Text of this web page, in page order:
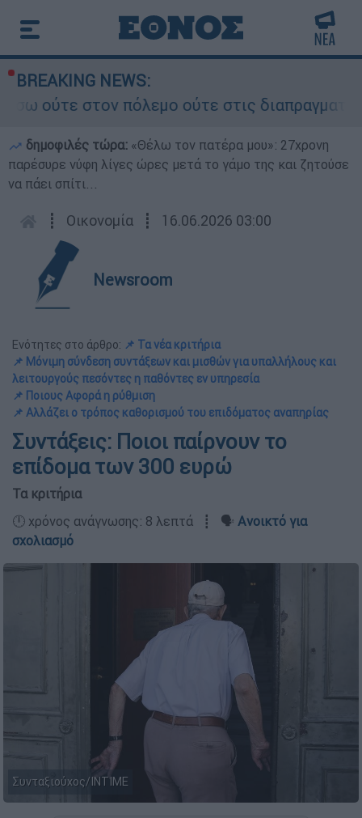
BREAKING NEWS:
πόλεμο ούτε στις διαπραγματεύσεις» -
δημοφιλές τώρα: «Θέλω τον πατέρα μου»: 27χρονη
παρέσυρε νύφη λίγες ώρες μετά το γάμο της και ζητούσε
να πάει σπίτι...
┋ Οικονομία ┋ 16.06.2026 03:00
Newsroom
Ενότητες στο άρθρο: 📌 Τα νέα κριτήρια
📌 Μόνιμη σύνδεση συντάξεων και μισθών για υπαλλήλους και
λειτουργούς πεσόντες η παθόντες εν υπηρεσία
📌 Ποιους Αφορά η ρύθμιση
📌 Αλλάζει ο τρόπος καθορισμού του επιδόματος αναπηρίας
Συντάξεις: Ποιοι παίρνουν το
επίδομα των 300 ευρώ
Τα κριτήρια
🕛 χρόνος ανάγνωσης: 8 λεπτά ┋ 🗣️ Ανοικτό για
σχολιασμό
Συνταξιούχος/ΙΝΤΙΜΕ